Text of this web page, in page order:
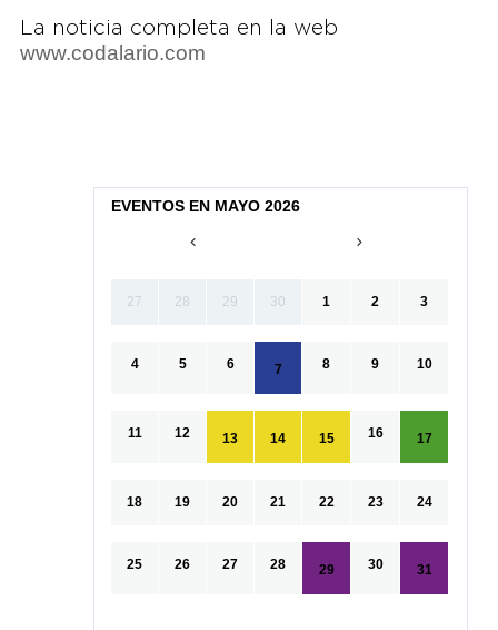
La noticia completa en la web
www.codalario.com
EVENTOS EN MAYO 2026
27 28 29 30 1 2 3
4 5 6 7 8 9 10
11 12 13 14 15 16 17
18 19 20 21 22 23 24
25 26 27 28 29 30 31